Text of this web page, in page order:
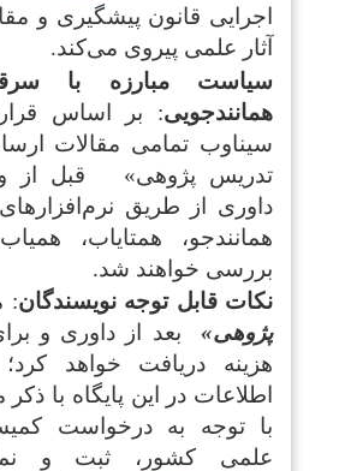
اجرایی قانون پیشگیری و
آثار علمی پیروی می‌کند.
سیاست مبارزه با
همانندجویی: بر اساس
سیناوب تمامی مقالات
تدریس پژوهی» قبل از
داوری از طریق
همانندجو، همتایاب،
بررسی خواهند شد.
نکات قابل توجه نویسندگان:
پژوهی» بعد از داوری و
هزینه دریافت خواهد
اطلاعات در این پایگاه با
با توجه به درخواست
علمی کشور، ثبت و